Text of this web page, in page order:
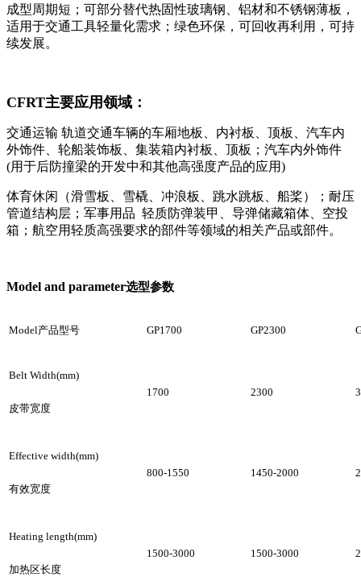
成型周期短；可部分替代热固性玻璃钢、铝材和不锈钢薄板，
适用于交通工具轻量化需求；绿色环保，可回收再利用，可持
续发展。
CFRT主要应用领域：
交通运输 轨道交通车辆的车厢地板、内衬板、顶板、汽车内
外饰件、轮船装饰板、集装箱内衬板、顶板； 汽车内外饰件
(用于后防撞梁的开发中和其他高强度产品的应用)
体育休闲（滑雪板、雪橇、冲浪板、跳水跳板、船桨）； 耐压
管道结构层； 军事用品 轻质防弹装甲、导弹储藏箱体、空投
箱； 航空用轻质高强要求的部件等领域的相关产品或部件。
Model and parameter选型参数
Model产品型号 GP1700 GP2300
Belt Width(mm)
皮带宽度
1700 2300
Effective width(mm)
有效宽度
800-1550 1450-2000
Heating length(mm)
加热区长度
1500-3000 1500-3000